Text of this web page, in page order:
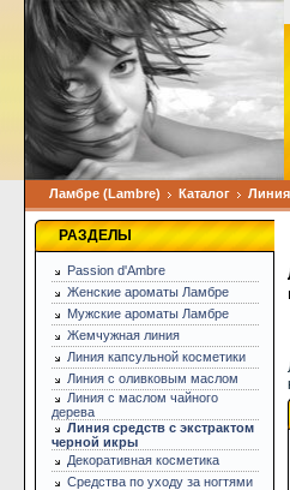
Ламбре (Lambre) Каталог Линия
РАЗДЕЛЫ
Passion d'Ambre
Женские ароматы Ламбре
Мужские ароматы Ламбре
Жемчужная линия
Линия капсульной косметики
Линия с оливковым маслом
Линия с маслом чайного
дерева
Линия средств с экстрактом
черной икры
Декоративная косметика
Средства по уходу за ногтями